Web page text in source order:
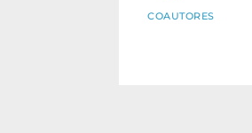
COAUTORES